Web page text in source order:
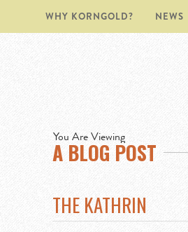
WHY KORNGOLD? NEWS
You Are Viewing
A BLOG POST
THE KATHRIN